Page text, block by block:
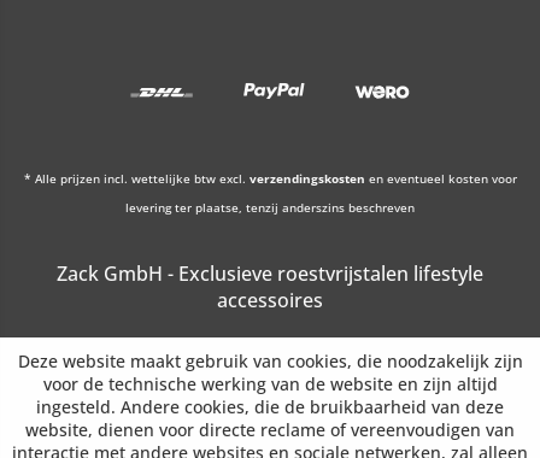
* Alle prijzen incl. wettelijke btw excl. verzendingskosten en eventueel kosten voor
levering ter plaatse, tenzij anderszins beschreven
Zack GmbH - Exclusieve roestvrijstalen lifestyle
accessoires
Deze website maakt gebruik van cookies, die noodzakelijk zijn
voor de technische werking van de website en zijn altijd
ingesteld. Andere cookies, die de bruikbaarheid van deze
website, dienen voor directe reclame of vereenvoudigen van
interactie met andere websites en sociale netwerken, zal alleen